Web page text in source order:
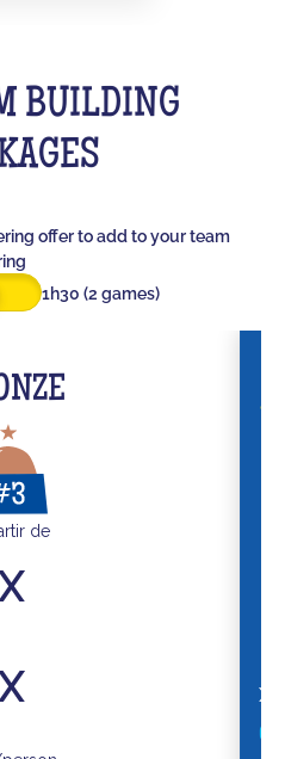
BUILDING
offer to add to your team
1h30 (2 games)
de